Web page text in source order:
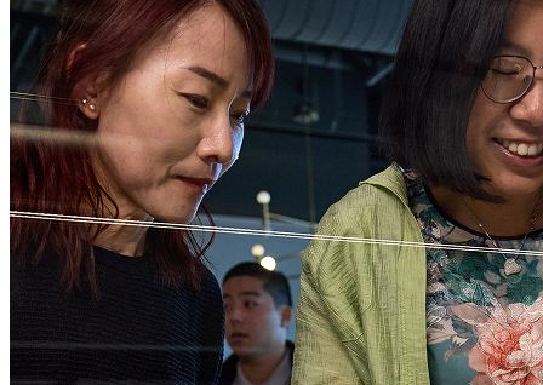
Axon 1.0をリリース
広告プラットフォーム向けの初のAxon機械学習モデル
をリリース。
Axon 2.0をリリース